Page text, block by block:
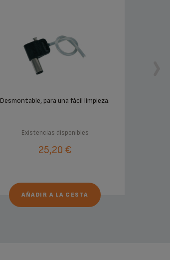
Desmontable, para una fácil limpieza.
Existencias disponibles
25,20 €
AÑADIR A LA CESTA